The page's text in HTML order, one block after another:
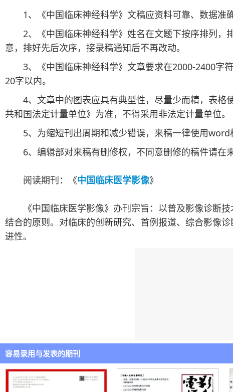
1、《中国临床神经科学》文稿应资料可靠、数据准确
2、《中国临床神经科学》姓名在文题下按序排列，
意，排好先后次序，接录稿通知后不再改动。
3、《中国临床神经科学》文章要求在2000-2400字符
20字以内。
4、文章中的图表应具有典型性，尽量少而精，表格
共和国法定计量单位》为准，不得采用非法定计量单位。
5、为缩短刊出周期和减少错误，来稿一律使用word
6、编辑部对来稿有删修权，不同意删修的稿件请在
阅读期刊：《中国临床医学影像》
《中国临床医学影像》办刊宗旨：以普及影像诊断技
结合的原则。对临床的创新研究、首例报道、综合影像
进性。
容易录用与发表的期刊